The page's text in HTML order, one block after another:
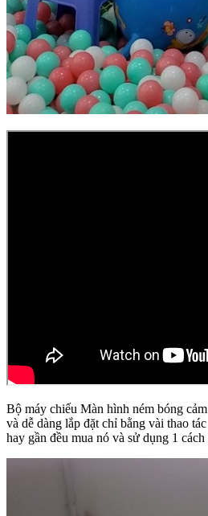
Bộ máy chiếu Màn hình ném bóng
và dễ dàng lắp đặt chỉ bằng vài thao
hay gần đều mua nó và sử dụng 1 cách